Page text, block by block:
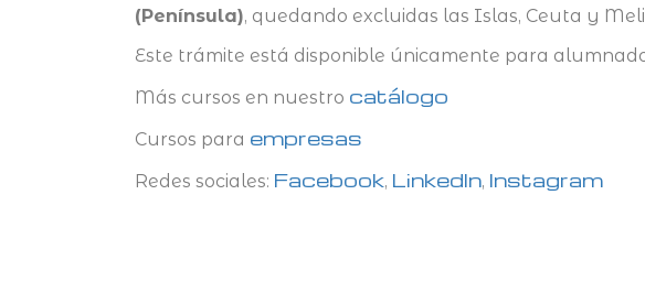
(Península), quedando excluidas las Islas, Ceuta y
Este trámite está disponible únicamente para
Más cursos en nuestro catálogo
Cursos para empresas
Redes sociales: Facebook, LinkedIn, Instagram